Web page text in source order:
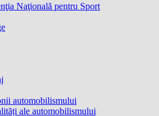
Naţională pentru Sport
automobilismului
ale automobilismului